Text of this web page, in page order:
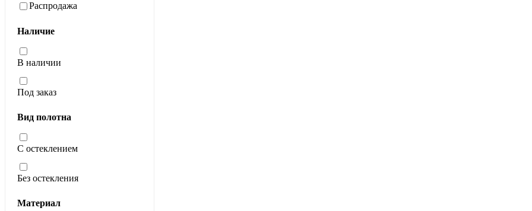
Распродажа
Наличие
В наличии
Под заказ
Вид полотна
С остеклением
Без остекления
Материал